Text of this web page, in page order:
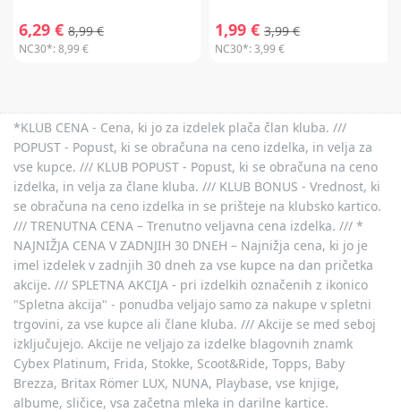
6,29 € 8,99 €
NC30*:8,99 €
1,99 € 3,99 €
NC30*:3,99 €
*KLUB CENA - Cena, ki jo za izdelek plača član kluba. ///
POPUST - Popust, ki se obračuna na ceno izdelka, in velja za
vse kupce. /// KLUB POPUST - Popust, ki se obračuna na ceno
izdelka, in velja za člane kluba. /// KLUB BONUS - Vrednost, ki
se obračuna na ceno izdelka in se prišteje na klubsko kartico.
/// TRENUTNA CENA – Trenutno veljavna cena izdelka. /// *
NAJNIŽJA CENA V ZADNJIH 30 DNEH – Najnižja cena, ki jo je
imel izdelek v zadnjih 30 dneh za vse kupce na dan pričetka
akcije. /// SPLETNA AKCIJA - pri izdelkih označenih z ikonico
"Spletna akcija" - ponudba veljajo samo za nakupe v spletni
trgovini, za vse kupce ali člane kluba. /// Akcije se med seboj
izključujejo. Akcije ne veljajo za izdelke blagovnih znamk
Cybex Platinum, Frida, Stokke, Scoot&Ride, Topps, Baby
Brezza, Britax Römer LUX, NUNA, Playbase, vse knjige,
albume, sličice, vsa začetna mleka in darilne kartice.